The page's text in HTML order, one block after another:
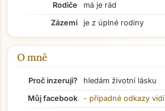
Rodiče
má je rád
Zázemí
je z úplné rodiny
O mně
Proč inzeruji?
hledám životní lásku
Můj facebook
- případné odkazy vidí